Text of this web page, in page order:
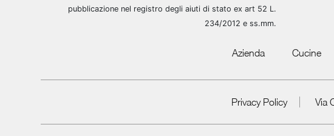
pubblicazione nel registro degli aiuti di stato ex art 52 L.
234/2012 e ss.mm.
Azienda Cucine
Privacy Policy Via